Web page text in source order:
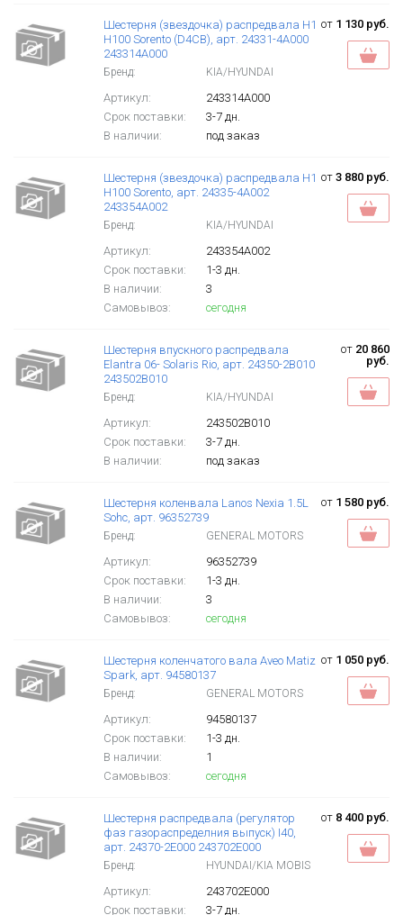
Шестерня (звездочка) распредвала H1
H100 Sorento (D4CB), арт. 24331-4A000
243314A000
Бренд: KIA/HYUNDAI
Артикул:
243314A000
Срок поставки:
3-7 дн.
В наличии:
под заказ
от 1 130 руб.
Шестерня (звездочка) распредвала H1
H100 Sorento, арт. 24335-4A002
243354A002
Бренд: KIA/HYUNDAI
Артикул:
243354A002
Срок поставки:
1-3 дн.
В наличии:
3
Самовывоз:
сегодня
от 3 880 руб.
Шестерня впускного распредвала
Elantra 06- Solaris Rio, арт. 24350-2B010
243502B010
Бренд: KIA/HYUNDAI
Артикул:
243502B010
Срок поставки:
3-7 дн.
В наличии:
под заказ
от 20 860
руб.
Шестерня коленвала Lanos Nexia 1.5L
Sohc, арт. 96352739
Бренд: GENERAL MOTORS
Артикул:
96352739
Срок поставки:
1-3 дн.
В наличии:
3
Самовывоз:
сегодня
от 1 580 руб.
Шестерня коленчатого вала Aveo Matiz
Spark, арт. 94580137
Бренд: GENERAL MOTORS
Артикул:
94580137
Срок поставки:
1-3 дн.
В наличии:
1
Самовывоз:
сегодня
от 1 050 руб.
Шестерня распредвала (регулятор
фаз газораспределния выпуск) I40,
арт. 24370-2E000 243702E000
Бренд: HYUNDAI/KIA MOBIS
Артикул:
243702E000
Срок поставки:
3-7 дн.
от 8 400 руб.